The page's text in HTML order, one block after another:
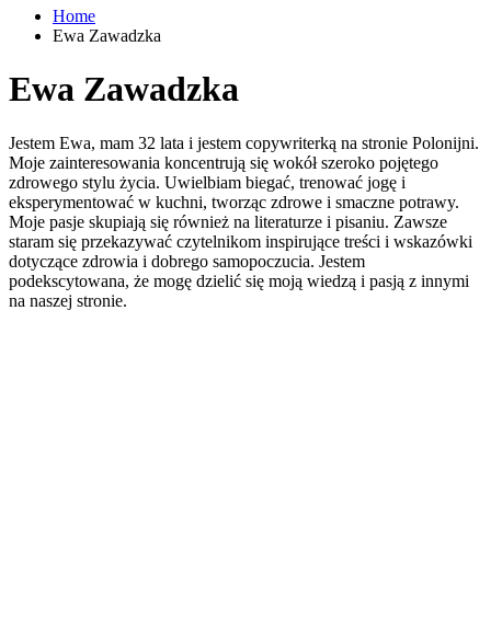
Home
Ewa Zawadzka
Ewa Zawadzka
Jestem Ewa, mam 32 lata i jestem copywriterką na stronie Polonijni.
Moje zainteresowania koncentrują się wokół szeroko pojętego
zdrowego stylu życia. Uwielbiam biegać, trenować jogę i
eksperymentować w kuchni, tworząc zdrowe i smaczne potrawy.
Moje pasje skupiają się również na literaturze i pisaniu. Zawsze
staram się przekazywać czytelnikom inspirujące treści i wskazówki
dotyczące zdrowia i dobrego samopoczucia. Jestem
podekscytowana, że mogę dzielić się moją wiedzą i pasją z innymi
na naszej stronie.